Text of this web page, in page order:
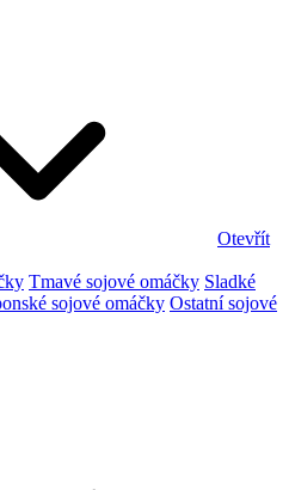
Otevřít
Tmavé sojové omáčky Sladké
sojové omáčky Ostatní sojové